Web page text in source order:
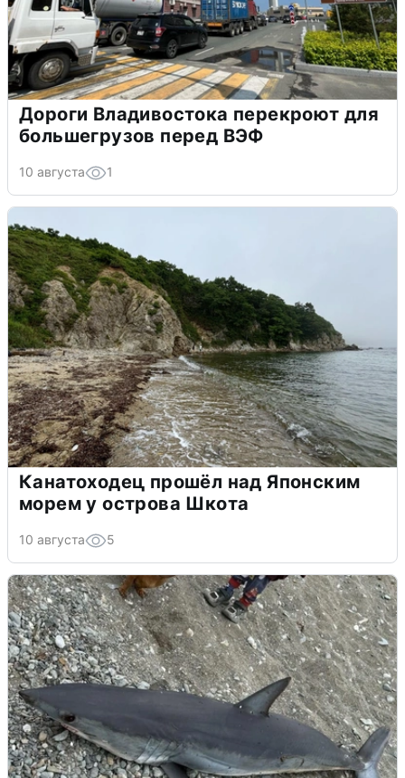
Дороги Владивостока перекроют для
большегрузов перед ВЭФ
10 августа 1
Канатоходец прошёл над Японским
морем у острова Шкота
10 августа 5